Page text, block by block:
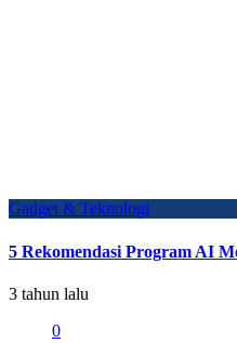
Gadget & Teknologi
5 Rekomendasi Program AI
3 tahun lalu
0